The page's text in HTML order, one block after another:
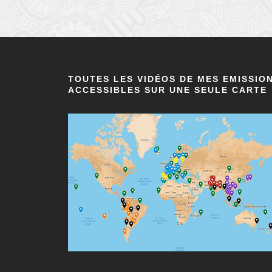
TOUTES LES VIDÉOS DE MES
ACCESSIBLES SUR UNE SEULE CARTE